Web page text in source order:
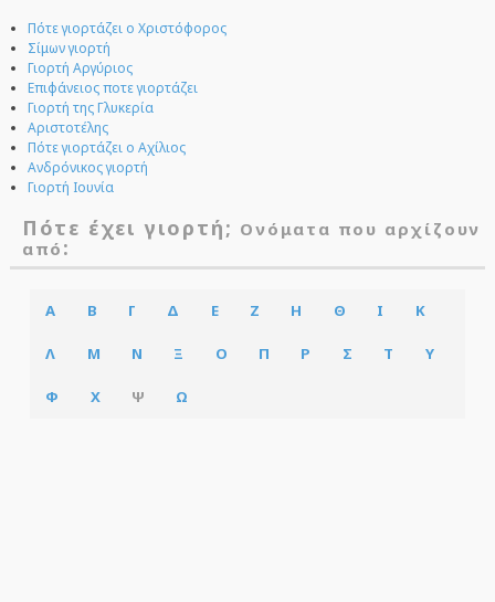
Πότε γιορτάζει ο Χριστόφορος
Σίμων γιορτή
Γιορτή Αργύριος
Επιφάνειος ποτε γιορτάζει
Γιορτή της Γλυκερία
Αριστοτέλης
Πότε γιορτάζει ο Αχίλιος
Ανδρόνικος γιορτή
Γιορτή Ιουνία
Πότε έχει γιορτή; Ονόματα που αρχίζουν
από :
Α Β Γ Δ Ε Ζ Η Θ Ι Κ
Λ Μ Ν Ξ Ο Π Ρ Σ Τ Υ
Φ Χ Ψ Ω